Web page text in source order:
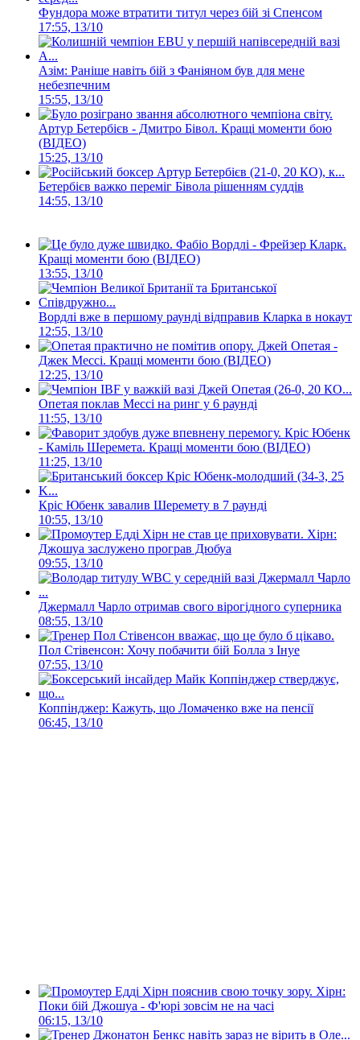
Фундора може втратити титул через бій зі Спенсом
17:55, 13/10
Азім: Раніше навіть бій з Фаніяном був для мене
небезпечним
15:55, 13/10
Артур Бетербієв - Дмитро Бівол. Кращі моменти бою
(ВІДЕО)
15:25, 13/10
Бетербієв важко переміг Бівола рішенням суддів
14:55, 13/10
Фабіо Вордлі - Фрейзер Кларк.
Кращі моменти бою (ВІДЕО)
13:55, 13/10
Вордлі вже в першому раунді відправив Кларка в нокаут
12:55, 13/10
Джей Опетая -
Джек Мессі. Кращі моменти бою (ВІДЕО)
12:25, 13/10
Опетая поклав Мессі на ринг у 6 раунді
11:55, 13/10
Кріс Юбенк
- Каміль Шеремета. Кращі моменти бою (ВІДЕО)
11:25, 13/10
Кріс Юбенк завалив Шеремету в 7 раунді
10:55, 13/10
Хірн:
Джошуа заслужено програв Дюбуа
09:55, 13/10
Джермалл Чарло отримав свого вірогідного суперника
08:55, 13/10
Пол Стівенсон: Хочу побачити бій Болла з Інуе
07:55, 13/10
Коппінджер: Кажуть, що Ломаченко вже на пенсії
06:45, 13/10
Хірн:
Поки бій Джошуа - Ф'юрі зовсім не на часі
06:15, 13/10